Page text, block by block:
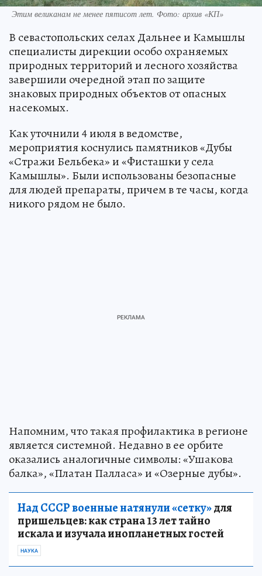
Этим великанам не менее пятисот лет. Фото: архив «КП»
В севастопольских селах Дальнее и Камышлы
специалисты дирекции особо охраняемых
природных территорий и лесного хозяйства
завершили очередной этап по защите
знаковых природных объектов от опасных
насекомых.
Как уточнили 4 июля в ведомстве,
мероприятия коснулись памятников «Дубы
«Стражи Бельбека» и «Фисташки у села
Камышлы». Были использованы безопасные
для людей препараты, причем в те часы, когда
никого рядом не было.
Напомним, что такая профилактика в регионе
является системной. Недавно в ее орбите
оказались аналогичные символы: «Ушакова
балка», «Платан Палласа» и «Озерные дубы».
Над СССР военные натянули «сетку»для
пришельцев: как страна 13 лет тайно
искала и изучала инопланетных гостей
НАУКА